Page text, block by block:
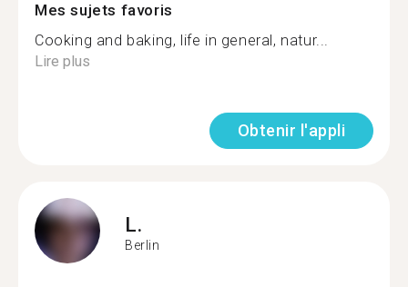
Mes sujets favoris
Cooking and baking, life in general, natur...
Lire plus
Obtenir l'appli
L.
Berlin